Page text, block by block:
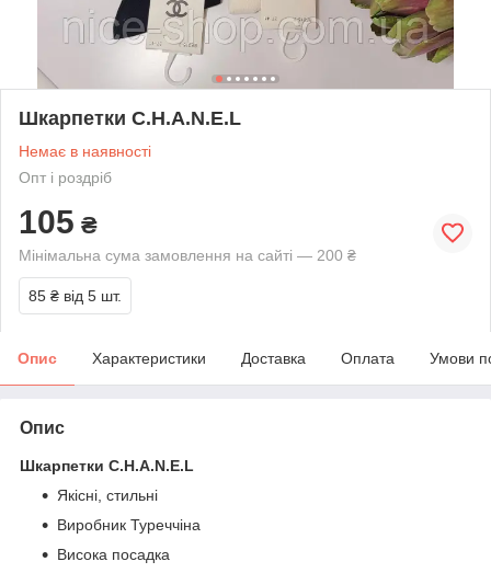
Шкарпетки C.H.A.N.E.L
Немає в наявності
Опт і роздріб
105 ₴
Мінімальна сума замовлення на сайті — 200 ₴
85 ₴ від 5 шт.
Опис Характеристики Доставка Оплата Умови
Опис
Шкарпетки C.H.A.N.E.L
Якісні, стильні
Виробник Туреччіна
Висока посадка